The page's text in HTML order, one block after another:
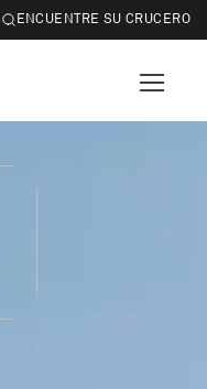
ENCUENTRE SU CRUCERO